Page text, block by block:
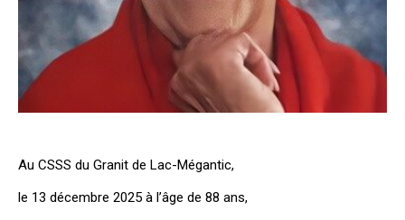
Au CSSS du Granit de Lac-Mégantic,
le 13 décembre 2025 à l’âge de 88 ans,